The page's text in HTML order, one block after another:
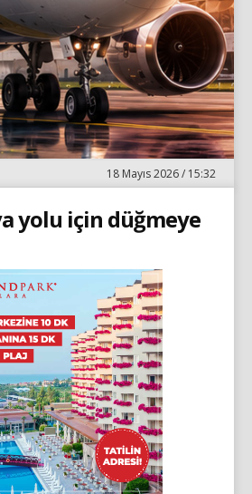
18 Mayıs 2026 / 15:32
yolu için düğmeye